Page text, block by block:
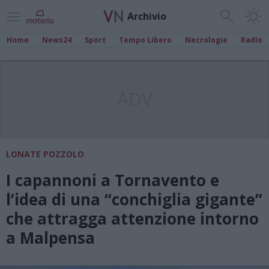
Archivio
Home News24 Sport Tempo Libero Necrologie Radio
LONATE POZZOLO
I capannoni a Tornavento e
l’idea di una “conchiglia gigante”
che attragga attenzione intorno
a Malpensa